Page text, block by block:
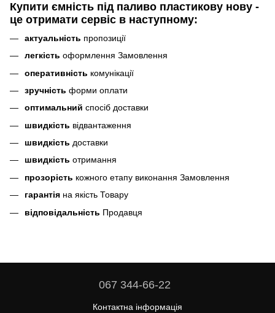
Купити ємність під паливо пластикову нову -
це отримати сервіс в наступному:
актуальність пропозиції
легкість оформлення Замовлення
оперативність комунікації
зручність форми оплати
оптимальний спосіб доставки
швидкість відвантаження
швидкість доставки
швидкість отримання
прозорість кожного етапу виконання Замовлення
гарантія на якість Товару
відповідальність Продавця
067 344-66-22
Контактна інформація